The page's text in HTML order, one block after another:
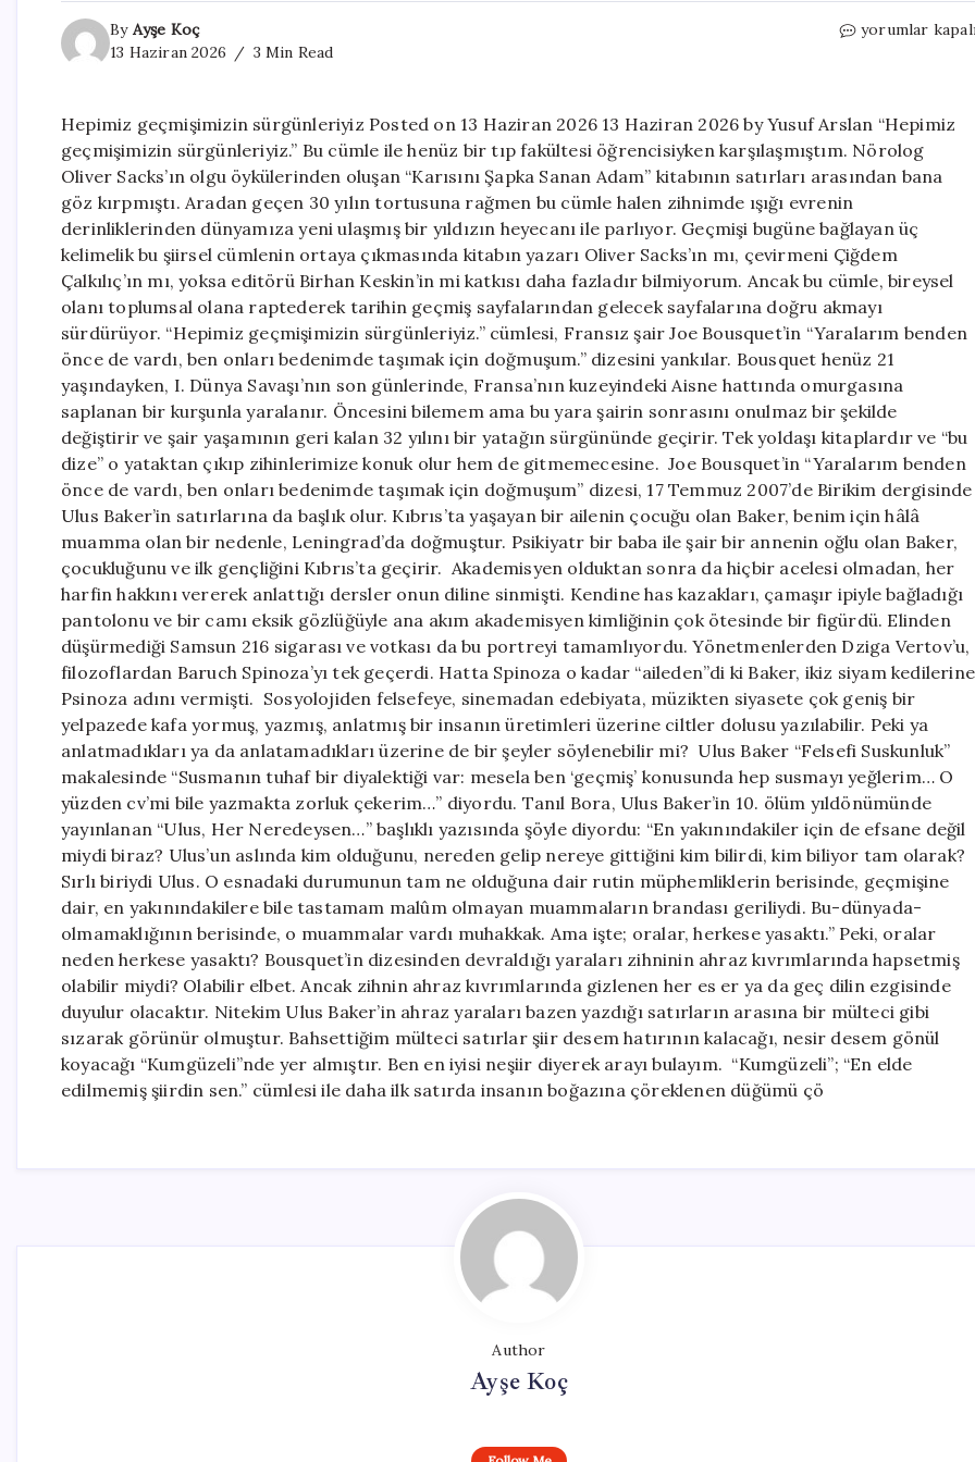
By Ayşe Koç
13 Haziran 2026
3 Min Read
Hepimiz
yorumlar
Hepimiz geçmişimizin sürgünleriyiz Posted on 13 Haziran 2026 13 Haziran 2026 by Yusuf Arslan “Hepimiz
geçmişimizin sürgünleriyiz.” Bu cümle ile henüz bir tıp fakültesi öğrencisiyken karşılaşmıştım. Nörolog
Oliver Sacks’ın olgu öykülerinden oluşan “Karısını Şapka Sanan Adam” kitabının satırları arasından bana
göz kırpmıştı. Aradan geçen 30 yılın tortusuna rağmen bu cümle halen zihnimde ışığı evrenin
derinliklerinden dünyamıza yeni ulaşmış bir yıldızın heyecanı ile parlıyor. Geçmişi bugüne bağlayan üç
kelimelik bu şiirsel cümlenin ortaya çıkmasında kitabın yazarı Oliver Sacks’ın mı, çevirmeni Çiğdem
Çalkılıç’ın mı, yoksa editörü Birhan Keskin’in mi katkısı daha fazladır bilmiyorum. Ancak bu cümle, bireysel
olanı toplumsal olana raptederek tarihin geçmiş sayfalarından gelecek sayfalarına doğru akmayı
sürdürüyor. “Hepimiz geçmişimizin sürgünleriyiz.” cümlesi, Fransız şair Joe Bousquet’in “Yaralarım benden
önce de vardı, ben onları bedenimde taşımak için doğmuşum.” dizesini yankılar. Bousquet henüz 21
yaşındayken, I. Dünya Savaşı’nın son günlerinde, Fransa’nın kuzeyindeki Aisne hattında omurgasına
saplanan bir kurşunla yaralanır. Öncesini bilemem ama bu yara şairin sonrasını onulmaz bir şekilde
değiştirir ve şair yaşamının geri kalan 32 yılını bir yatağın sürgününde geçirir. Tek yoldaşı kitaplardır ve “bu
dize” o yataktan çıkıp zihinlerimize konuk olur hem de gitmemecesine. Joe Bousquet’in “Yaralarım benden
önce de vardı, ben onları bedenimde taşımak için doğmuşum” dizesi, 17 Temmuz 2007’de Birikim dergisinde
Ulus Baker’in satırlarına da başlık olur. Kıbrıs’ta yaşayan bir ailenin çocuğu olan Baker, benim için hâlâ
muamma olan bir nedenle, Leningrad’da doğmuştur. Psikiyatr bir baba ile şair bir annenin oğlu olan Baker,
çocukluğunu ve ilk gençliğini Kıbrıs’ta geçirir. Akademisyen olduktan sonra da hiçbir acelesi olmadan, her
harfin hakkını vererek anlattığı dersler onun diline sinmişti. Kendine has kazakları, çamaşır ipiyle bağladığı
pantolonu ve bir camı eksik gözlüğüyle ana akım akademisyen kimliğinin çok ötesinde bir figürdü. Elinden
düşürmediği Samsun 216 sigarası ve votkası da bu portreyi tamamlıyordu. Yönetmenlerden Dziga Vertov’u,
filozoflardan Baruch Spinoza’yı tek geçerdi. Hatta Spinoza o kadar “aileden”di ki Baker, ikiz siyam kedilerine
Psinoza adını vermişti. Sosyolojiden felsefeye, sinemadan edebiyata, müzikten siyasete çok geniş bir
yelpazede kafa yormuş, yazmış, anlatmış bir insanın üretimleri üzerine ciltler dolusu yazılabilir. Peki ya
anlatmadıkları ya da anlatamadıkları üzerine de bir şeyler söylenebilir mi? Ulus Baker “Felsefi Suskunluk”
makalesinde “Susmanın tuhaf bir diyalektiği var: mesela ben ‘geçmiş’ konusunda hep susmayı yeğlerim… O
yüzden cv’mi bile yazmakta zorluk çekerim…” diyordu. Tanıl Bora, Ulus Baker’in 10. ölüm yıldönümünde
yayınlanan “Ulus, Her Neredeysen…” başlıklı yazısında şöyle diyordu: “En yakınındakiler için de efsane değil
miydi biraz? Ulus’un aslında kim olduğunu, nereden gelip nereye gittiğini kim bilirdi, kim biliyor tam olarak?
Sırlı biriydi Ulus. O esnadaki durumunun tam ne olduğuna dair rutin müphemliklerin berisinde, geçmişine
dair, en yakınındakilere bile tastamam malûm olmayan muammaların brandası geriliydi. Bu-dünyada-
olmamaklığının berisinde, o muammalar vardı muhakkak. Ama işte; oralar, herkese yasaktı.” Peki, oralar
neden herkese yasaktı? Bousquet’in dizesinden devraldığı yaraları zihninin ahraz kıvrımlarında hapsetmiş
olabilir miydi? Olabilir elbet. Ancak zihnin ahraz kıvrımlarında gizlenen her es er ya da geç dilin ezgisinde
duyulur olacaktır. Nitekim Ulus Baker’in ahraz yaraları bazen yazdığı satırların arasına bir mülteci gibi
sızarak görünür olmuştur. Bahsettiğim mülteci satırlar şiir desem hatırının kalacağı, nesir desem gönül
koyacağı “Kumgüzeli”nde yer almıştır. Ben en iyisi neşiir diyerek arayı bulayım. “Kumgüzeli”; “En elde
edilmemiş şiirdin sen.” cümlesi ile daha ilk satırda insanın boğazına çöreklenen düğümü çö
Author
Ayşe Koç